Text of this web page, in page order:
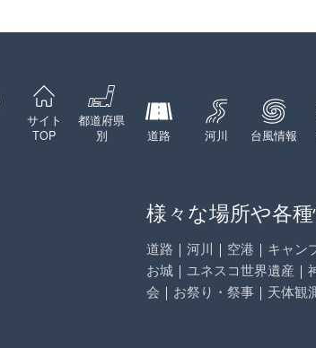
サイト
TOP
都道府県
別
道路 河川 台風情報
様々な場所や各
道路 ｜ 河川 ｜ 空港 ｜ キャン
お城 ｜ ユネスコ世界遺産 ｜
会 ｜ お祭り・祭事 ｜ 天体観